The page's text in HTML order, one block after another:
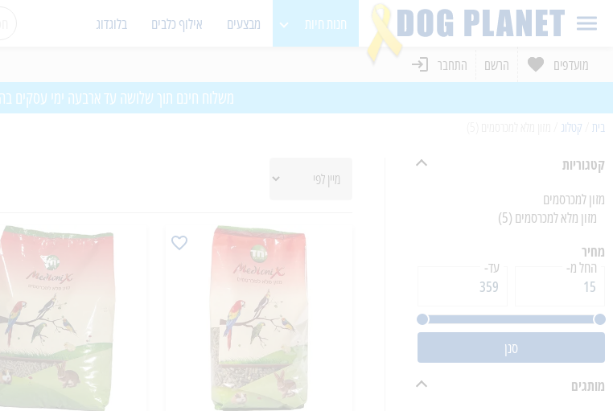
חנות חיות
בעלי כנף
מבצעים אילוף כלבים בלוגדוג
מועדפים הרשם התחבר
משלוח חינם תוך שלושה עד ארבעה ימי עסקים
בית קטלוג
קטגוריות
מזון למכרסמים
מזון מלא למכרסמים (5)
מחיר
החל מ- עד-
סנן
מותגים